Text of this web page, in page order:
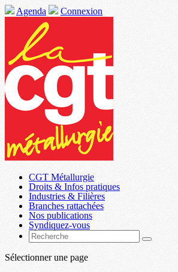
Agenda Connexion
CGT Métallurgie
Droits & Infos pratiques
Industries & Filières
Branches rattachées
Nos publications
Syndiquez-vous
Sélectionner une page